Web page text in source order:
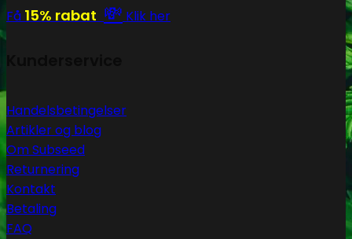
Få 15% rabat 💸 Klik her
Handelsbetingelser
Artikler og blog
Om Subseed
Returnering
Kontakt
Betaling
FAQ